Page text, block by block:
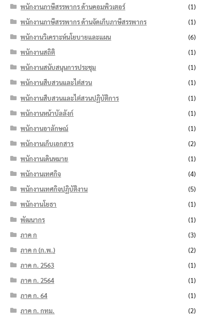
พนักงานภาษีสรรพากร ด้านคอมพิวเตอร์
(1)
พนักงานภาษีสรรพากร ด้านจัดเก็บภาษีสรรพากร
(1)
พนักงานวิเคราะห์นโยบายและแผน
(6)
พนักงานสถิติ
(1)
พนักงานสนับสนุนการประชุม
(1)
พนักงานสืบสวนและไต่สวน
(1)
พนักงานสืบสวนและไต่สวนปฏิบัติการ
(1)
พนักงานหน้าบัลลังก์
(1)
พนักงานอาลักษณ์
(1)
พนักงานเก็บเอกสาร
(2)
พนักงานเดินหมาย
(1)
พนักงานเทศกิจ
(4)
พนักงานเทศกิจปฏิบัติงาน
(5)
พนักงานโยธา
(1)
พัฒนากร
(1)
ภาค ก
(3)
ภาค ก (ก.พ.)
(2)
ภาค ก. 2563
(1)
ภาค ก. 2564
(1)
ภาค ก. 64
(1)
ภาค ก. กทม.
(2)